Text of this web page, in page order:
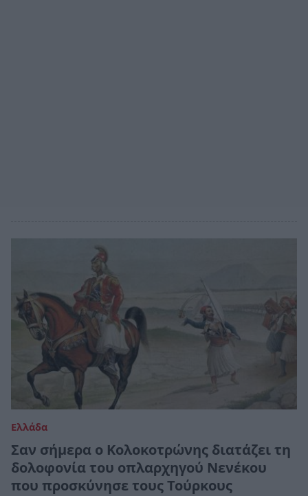
Ελλάδα
Σαν σήμερα ο Κολοκοτρώνης διατάζει τη
δολοφονία του οπλαρχηγού Νενέκου
που προσκύνησε τους Τούρκους